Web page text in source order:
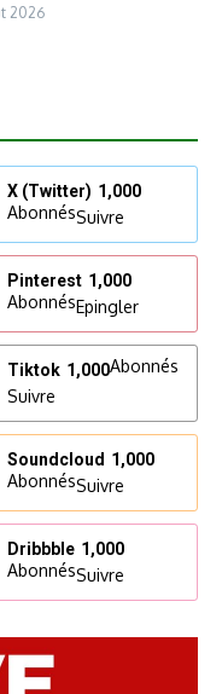
2026
X (Twitter) 1,000
AbonnésSuivre
Pinterest 1,000
AbonnésEpingler
Tiktok 1,000Abonnés
Suivre
Soundcloud 1,000
AbonnésSuivre
Dribbble 1,000
AbonnésSuivre